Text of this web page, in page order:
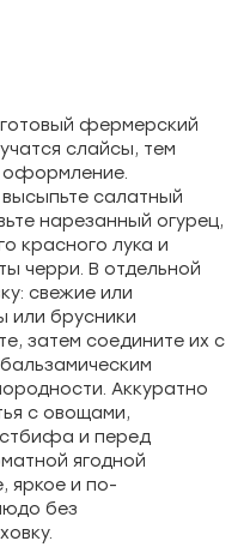
фермерский
слайсы, тем
оформление.
салатный
нарезанный огурец,
красного лука и
черри. В отдельной
свежие или
или брусники
затем соедините их с
Аккуратно
с овощами,
и перед
ягодной
яркое и по-
без